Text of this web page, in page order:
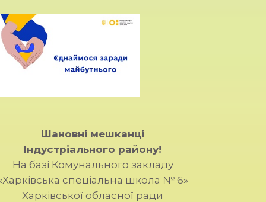
Шановні мешканці
Індустріального району!
На базі Комунального закладу
спеціальна школа № 6»
Харківської обласної ради